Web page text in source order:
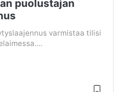
puolustajan
varmistaa tilisi